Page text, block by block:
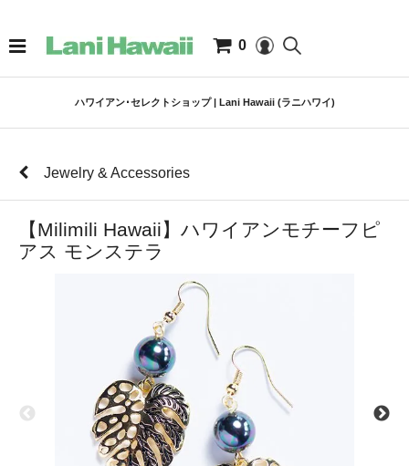
0
ハワイアン･セレクトショップ | Lani Hawaii (ラニハワイ)
Jewelry & Accessories
【Milimili Hawaii】ハワイアンモチーフピ
アス モンステラ